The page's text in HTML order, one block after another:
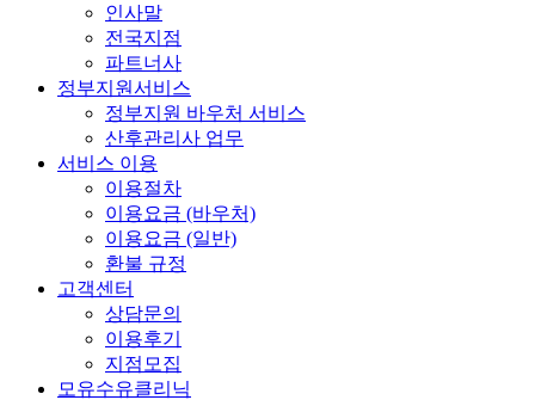
인사말
전국지점
파트너사
정부지원서비스
정부지원 바우처 서비스
산후관리사 업무
서비스 이용
이용절차
이용요금 (바우처)
이용요금 (일반)
환불 규정
고객센터
상담문의
이용후기
지점모집
모유수유클리닉